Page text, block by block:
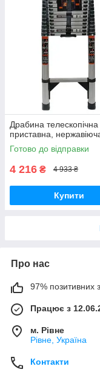
Драбина телескопічна
приставна,
Готово до відправки
4 216 ₴ 4 933 ₴
Купити
Про нас
97% позитивних з
Працює з
м. Рівне
Рівне, Україна
Контакти